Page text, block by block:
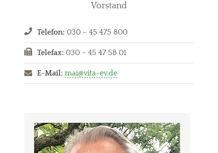
Vorstand
Telefon: 030 – 45 475 800
Telefax: 030 – 45 47 58 01
E-Mail: mai@vita-ev.de